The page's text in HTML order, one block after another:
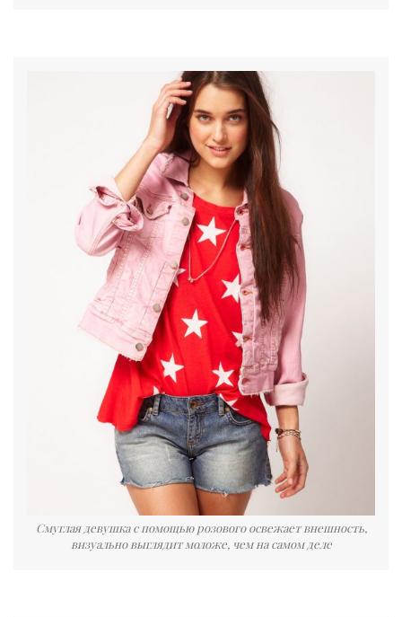
Смуглая девушка с помощью розового освежает внешность,
визуально выглядит моложе, чем на самом деле